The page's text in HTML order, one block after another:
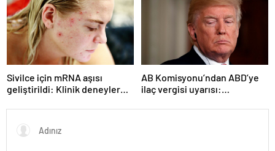
Sivilce için mRNA aşısı
geliştirildi: Klinik deneyler
AB Komisyonu’ndan ABD’ye
ilaç vergisi uyarısı:
ediyor”